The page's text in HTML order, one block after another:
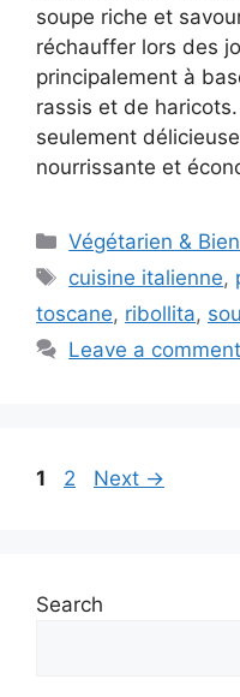
soupe riche et
réchauffer lors des
principalement à
rassis et de
seulement
nourrissante et
Categories
Végétarien &
Tags
cuisine italienne,
toscane, ribollita,
Leave a comment
Page
1 Page
2 Next →
Search